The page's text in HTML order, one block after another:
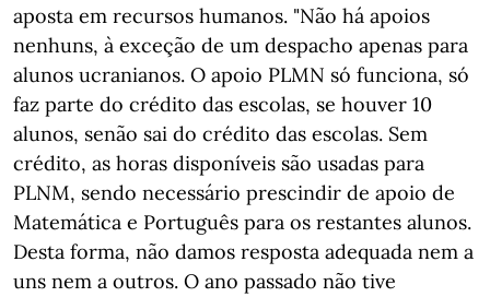
aposta em recursos humanos. "Não há apoios
nenhuns, à exceção de um despacho apenas para
alunos ucranianos. O apoio PLMN só funciona, só
faz parte do crédito das escolas, se houver 10
alunos, senão sai do crédito das escolas. Sem
crédito, as horas disponíveis são usadas para
PLNM, sendo necessário prescindir de apoio de
Matemática e Português para os restantes alunos.
Desta forma, não damos resposta adequada nem a
uns nem a outros. O ano passado não tive